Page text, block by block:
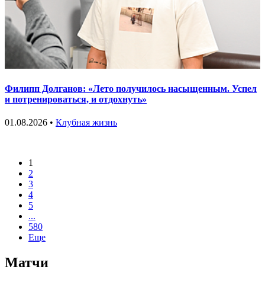
Филипп Долганов: «Лето получилось насыщенным. Успел
и потренироваться, и отдохнуть»
01.08.2026 • Клубная жизнь
1
2
3
4
5
...
580
Еще
Матчи